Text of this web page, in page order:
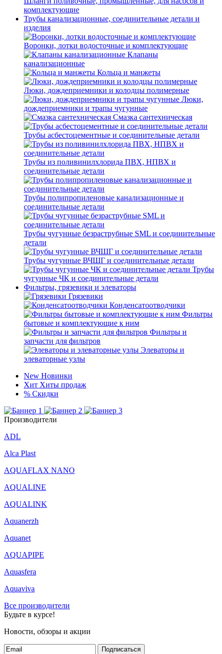
комплектующие
Трубы канализационные, соединительные детали и
изделия
Воронки, лотки водосточные и комплектующие
Клапаны
канализационные
Кольца и манжеты
Люки, дождеприемники и колодцы полимерные
Люки,
дождеприемники и трапы чугунные
Смазка сантехническая
Трубы асбестоцементные и соединительные детали
Трубы из поливинилхлорида ПВХ, НПВХ и
соединительные детали
Трубы полипропиленовые канализационные и
соединительные детали
Трубы чугунные безраструбные SML и соединительные
детали
Трубы чугунные ВЧШГ и соединительные детали
Трубы
чугунные ЧК и соединительные детали
Фильтры, грязевики и элеваторы
Грязевики
Конденсатоотводчики
Фильтры
бытовые и комплектующие к ним
Фильтры и
запчасти для фильтров
Элеваторы и
элеваторные узлы
New Новинки
Хит Хиты продаж
% Скидки
Производители
ADL
Alca Plast
AQUAFLAX NANO
AQUALINE
AQUALINK
Aquanerzh
Aquanet
AQUAPIPE
Aquasfera
Aquaviva
Все производители
Будьте в курсе!
Новости, обзоры и акции
Подписаться